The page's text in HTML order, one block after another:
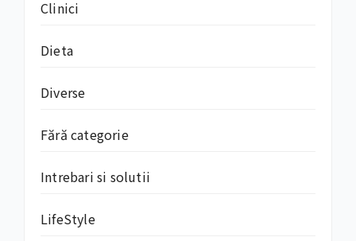
Clinici
Dieta
Diverse
Fără categorie
Intrebari si solutii
LifeStyle